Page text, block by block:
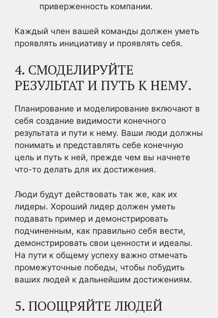
приверженность компании.
Каждый член вашей команды должен уметь
проявлять инициативу и проявлять себя.
4. СМОДЕЛИРУЙТЕ
РЕЗУЛЬТАТ И ПУТЬ К НЕМУ.
Планирование и моделирование включают в
себя создание видимости конечного
результата и пути к нему. Ваши люди должны
понимать и представлять себе конечную
цель и путь к ней, прежде чем вы начнете
что-то делать для их достижения.
Люди будут действовать так же, как их
лидеры. Хороший лидер должен уметь
подавать пример и демонстрировать
подчиненным, как правильно себя вести,
демонстрировать свои ценности и идеалы.
На пути к общему успеху важно отмечать
промежуточные победы, чтобы побудить
ваших людей к дальнейшим достижениям.
5. ПООЩРЯЙТЕ ЛЮДЕЙ